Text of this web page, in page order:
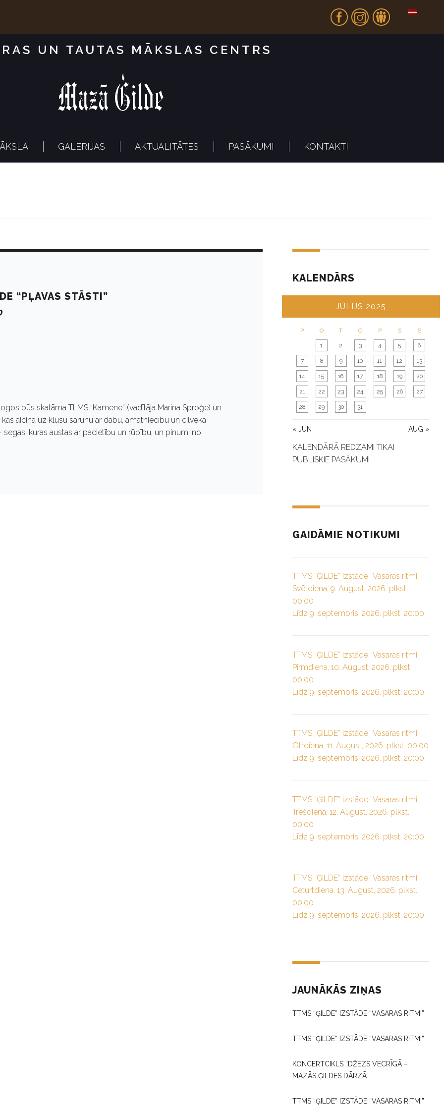
Fb In Dr
UN TAUTAS MĀKSLAS CENTRS
GALERIJAS AKTUALITĀTES PASĀKUMI KONTAKTI
“PĻAVAS STĀSTI”
būs skatāma TLMS “Kamene” (vadītāja Marina Sproģe) un
kas aicina uz klusu sarunu ar dabu, amatniecību un cilvēka
kuras austas ar pacietību un rūpību, un pinumi no
KALENDĀRS
JŪLIJS 2025
P O T C P S S
« JUN AUG »
1 2 3 4 5 6
7 8 9 10 11 12 13
14 15 16 17 18 19 20
21 22 23 24 25 26 27
28 29 30 31
KALENDĀRĀ REDZAMI TIKAI
PUBLISKIE PASĀKUMI
GAIDĀMIE NOTIKUMI
TTMS “ĢILDE” izstāde “Vasaras ritmi”
Svētdiena, 9. August, 2026. plkst.
00:00
Līdz 9. septembris, 2026. plkst. 20:00
TTMS “ĢILDE” izstāde “Vasaras ritmi”
Pirmdiena, 10. August, 2026. plkst.
00:00
Līdz 9. septembris, 2026. plkst. 20:00
TTMS “ĢILDE” izstāde “Vasaras ritmi”
Otrdiena, 11. August, 2026. plkst. 00:00
Līdz 9. septembris, 2026. plkst. 20:00
TTMS “ĢILDE” izstāde “Vasaras ritmi”
Trešdiena, 12. August, 2026. plkst.
00:00
Līdz 9. septembris, 2026. plkst. 20:00
TTMS “ĢILDE” izstāde “Vasaras ritmi”
Ceturtdiena, 13. August, 2026. plkst.
00:00
Līdz 9. septembris, 2026. plkst. 20:00
JAUNĀKĀS ZIŅAS
TTMS “ĢILDE” IZSTĀDE “VASARAS RITMI”
TTMS “ĢILDE” IZSTĀDE “VASARAS RITMI”
KONCERTCIKLS “DŽEZS VECRĪGĀ –
MAZĀS ĢILDES DĀRZĀ”
TTMS “ĢILDE” IZSTĀDE “VASARAS RITMI”